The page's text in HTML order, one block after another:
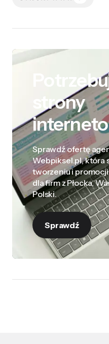
strony
Sprawdź ofertę
Webpiksel.pl, która
tworzeniu i
dla firm z Płocka,
Polski.
Sprawdź